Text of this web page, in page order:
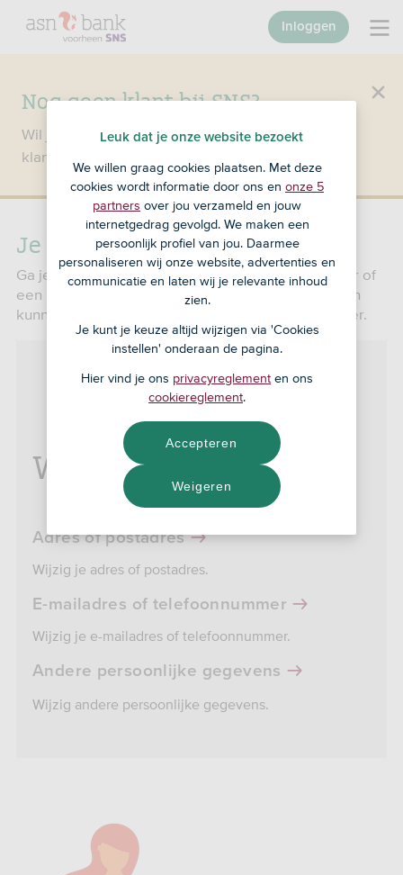
Nog geen klant bij SNS?
Wil je een product openen en ben je nog geen
klant bij SNS?
Inloggen
Je gegevens wijzigen
Ga je verhuizen, heb je een nieuw telefoonnummer of
een ander e-mailadres? Geef dat aan ons door, dan
kunnen we contact met je houden. Je regelt het hier.
Wat wil je wijzigen?
Adres of postadres
Wijzig je adres of postadres.
E-mailadres of telefoonnummer
Wijzig je e-mailadres of telefoonnummer.
Andere persoonlijke gegevens
Wijzig andere persoonlijke gegevens.
Leuk dat je onze website bezoekt
We willen graag cookies plaatsen. Met deze
cookies wordt informatie door ons en onze 5
partners over jou verzameld en jouw
internetgedrag gevolgd. We maken een
persoonlijk profiel van jou. Daarmee
personaliseren wij onze website, advertenties en
communicatie en laten wij je relevante inhoud
zien.
Je kunt je keuze altijd wijzigen via 'Cookies
instellen' onderaan de pagina.
Hier vind je ons privacyreglement en ons
cookiereglement.
Weigeren
Accepteren